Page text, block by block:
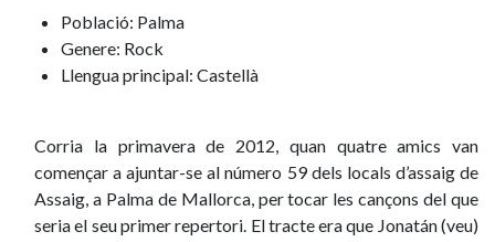
Població: Palma
Genere: Rock
Llengua principal: Castellà
Corria la primavera de 2012, quan quatre amics van
començar a ajuntar-se al número 59 dels locals d’assaig de
Assaig, a Palma de Mallorca, per tocar les cançons del que
seria el seu primer repertori. El tracte era que Jonatán (veu)